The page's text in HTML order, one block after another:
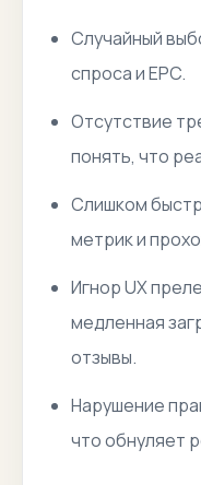
Случайный
спроса и EPC.
Отсутствие
понять, что
Слишком
метрик и
Игнор UX
медленная
отзывы.
Нарушение
что обнуляет